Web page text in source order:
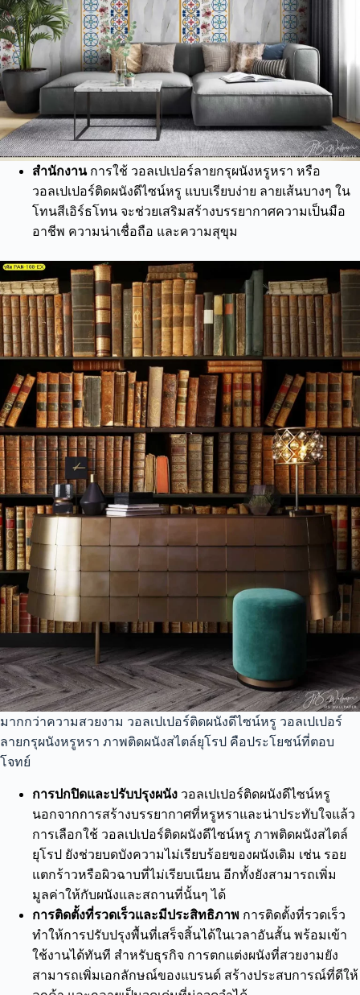
สำนักงานการใช้ วอลเปเปอร์ลายกรุผนังหรูหรา หรือ
วอลเปเปอร์ติดผนังดีไซน์หรู แบบเรียบง่าย ลายเส้นบางๆ ใน
โทนสีเอิร์ธโทน จะช่วยเสริมสร้างบรรยากาศความเป็นมือ
อาชีพ ความน่าเชื่อถือ และความสุขุม
มากกว่าความสวยงาม วอลเปเปอร์ติดผนังดีไซน์หรู วอลเปเปอร์
ลายกรุผนังหรูหรา ภาพติดผนังสไตล์ยุโรป คือประโยชน์ที่ตอบ
โจทย์
การปกปิดและปรับปรุงผนัง วอลเปเปอร์ติดผนังดีไซน์หรู
นอกจากการสร้างบรรยากาศที่หรูหราและน่าประทับใจแล้ว
การเลือกใช้ วอลเปเปอร์ติดผนังดีไซน์หรู ภาพติดผนังสไตล์
ยุโรป ยังช่วยบดบังความไม่เรียบร้อยของผนังเดิม เช่น รอย
แตกร้าวหรือผิวฉาบที่ไม่เรียบเนียน อีกทั้งยังสามารถเพิ่ม
มูลค่าให้กับผนังและสถานที่นั้นๆ ได้
การติดตั้งที่รวดเร็วและมีประสิทธิภาพ การติดตั้งที่รวดเร็ว
ทำให้การปรับปรุงพื้นที่เสร็จสิ้นได้ในเวลาอันสั้น พร้อมเข้า
ใช้งานได้ทันที สำหรับธุรกิจ การตกแต่งผนังที่สวยงามยัง
สามารถเพิ่มเอกลักษณ์ของแบรนด์ สร้างประสบการณ์ที่ดีให้